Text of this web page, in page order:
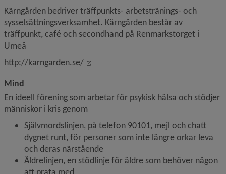
Kärngården bedriver träffpunkts- arbetstränings- och
sysselsättningsverksamhet. Kärngården består av
träffpunkt, café och secondhand på Renmarkstorget i
Umeå
http://karngarden.se/
Länk till annan webbplats, öppnas i
Mind
En ideell förening som arbetar för psykisk hälsa och stödjer
människor i kris genom
Självmordslinjen, på telefon 90101, mejl och chatt
dygnet runt, för personer som inte längre orkar leva
och deras närstående
Äldrelinjen, en stödlinje för äldre som behöver någon